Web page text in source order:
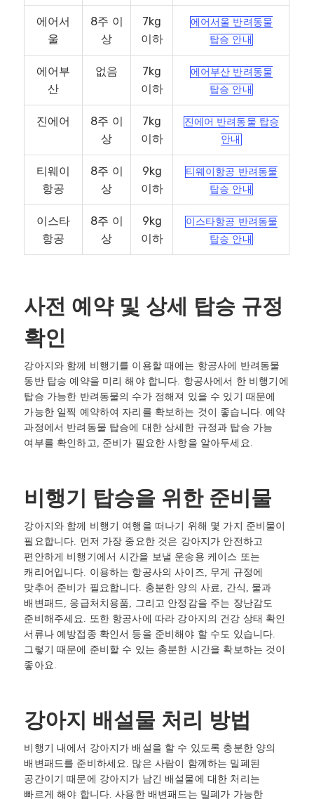
에어서
울
8주 이
상
7kg
이하
에어서울 반려동물
탑승 안내
에어부
산
없음
7kg
이하
에어부산 반려동물
탑승 안내
진에어
8주 이
상
7kg
이하
진에어 반려동물 탑승
안내
티웨이
항공
8주 이
상
9kg
이하
티웨이항공 반려동물
탑승 안내
이스타
항공
8주 이
상
9kg
이하
이스타항공 반려동물
탑승 안내
사전 예약 및 상세 탑승 규정
확인
강아지와 함께 비행기를 이용할 때에는 항공사에 반려동물
동반 탑승 예약을 미리 해야 합니다. 항공사에서 한 비행기에
탑승 가능한 반려동물의 수가 정해져 있을 수 있기 때문에
가능한 일찍 예약하여 자리를 확보하는 것이 좋습니다. 예약
과정에서 반려동물 탑승에 대한 상세한 규정과 탑승 가능
여부를 확인하고, 준비가 필요한 사항을 알아두세요.
비행기 탑승을 위한 준비물
강아지와 함께 비행기 여행을 떠나기 위해 몇 가지 준비물이
필요합니다. 먼저 가장 중요한 것은 강아지가 안전하고
편안하게 비행기에서 시간을 보낼 운송용 케이스 또는
캐리어입니다. 이용하는 항공사의 사이즈, 무게 규정에
맞추어 준비가 필요합니다. 충분한 양의 사료, 간식, 물과
배변패드, 응급처치용품, 그리고 안정감을 주는 장난감도
준비해주세요. 또한 항공사에 따라 강아지의 건강 상태 확인
서류나 예방접종 확인서 등을 준비해야 할 수도 있습니다.
그렇기 때문에 준비할 수 있는 충분한 시간을 확보하는 것이
좋아요.
강아지 배설물 처리 방법
비행기 내에서 강아지가 배설을 할 수 있도록 충분한 양의
배변패드를 준비하세요. 많은 사람이 함께하는 밀폐된
공간이기 때문에 강아지가 남긴 배설물에 대한 처리는
빠르게 해야 합니다. 사용한 배변패드는 밀폐가 가능한